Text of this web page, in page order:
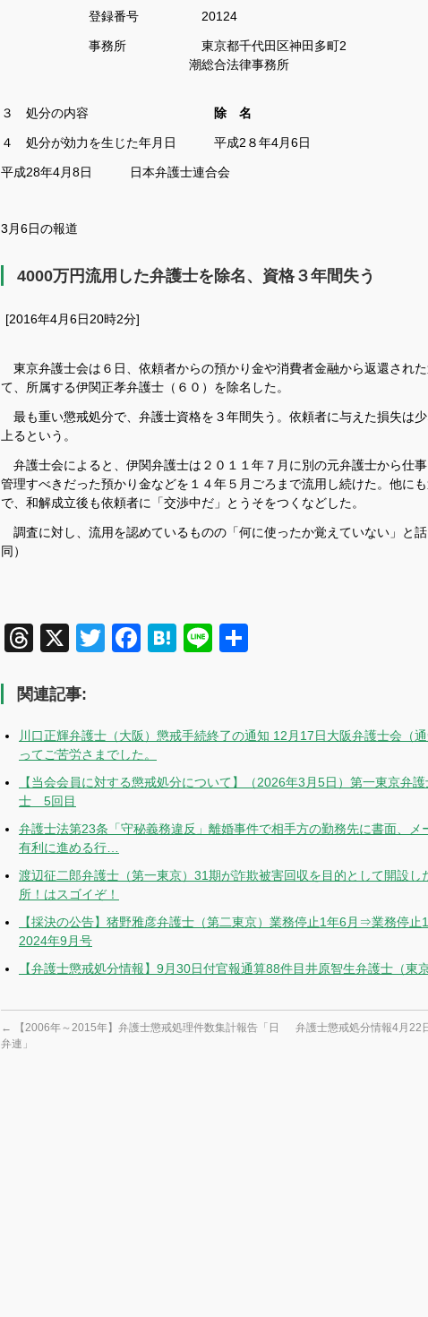
登録番号 20124
事務所 東京都千代田区神田多町2
潮総合法律事務所
３ 処分の内容 除 名
４ 処分が効力を生じた年月日 平成2８年4月6日
平成28年4月8日 日本弁護士連合会
3月6日の報道
4000万円流用した弁護士を除名、資格３年間失う
[2016年4月6日20時2分]
東京弁護士会は６日、依頼者からの預かり金や消費者金融から返還され
て、所属する伊関正孝弁護士（６０）を除名した。
最も重い懲戒処分で、弁護士資格を３年間失う。依頼者に与えた損失は
上るという。
弁護士会によると、伊関弁護士は２０１１年７月に別の元弁護士から仕
管理すべきだった預かり金などを１４年５月ごろまで流用し続けた。他に
で、和解成立後も依頼者に「交渉中だ」とうそをつくなどした。
調査に対し、流用を認めているものの「何に使ったか覚えていない」と
同）
Threads
X TwitterFacebook
Hatena
Line
関連記事:
川口正輝弁護士（大阪）懲戒手続終了の通知 12月17日大阪弁護士会（
ってご苦労さまでした。
【当会会員に対する懲戒処分について】（2026年3月5日）第一東京弁
士 5回目
弁護士法第23条「守秘義務違反」離婚事件で相手方の勤務先に書面、メ
有利に進める行…
渡辺征二郎弁護士（第一東京）31期が詐欺被害回収を目的として開設し
所！はスゴイぞ！
【採決の公告】猪野雅彦弁護士（第二東京）業務停止1年6月⇒業務停
2024年9月号
【弁護士懲戒処分情報】9月30日付官報通算88件目井原智生弁護士（東
←
【2006年～2015年】弁護士懲戒処理件数集計報告「日
弁連」
弁護士懲戒処分情報4月22